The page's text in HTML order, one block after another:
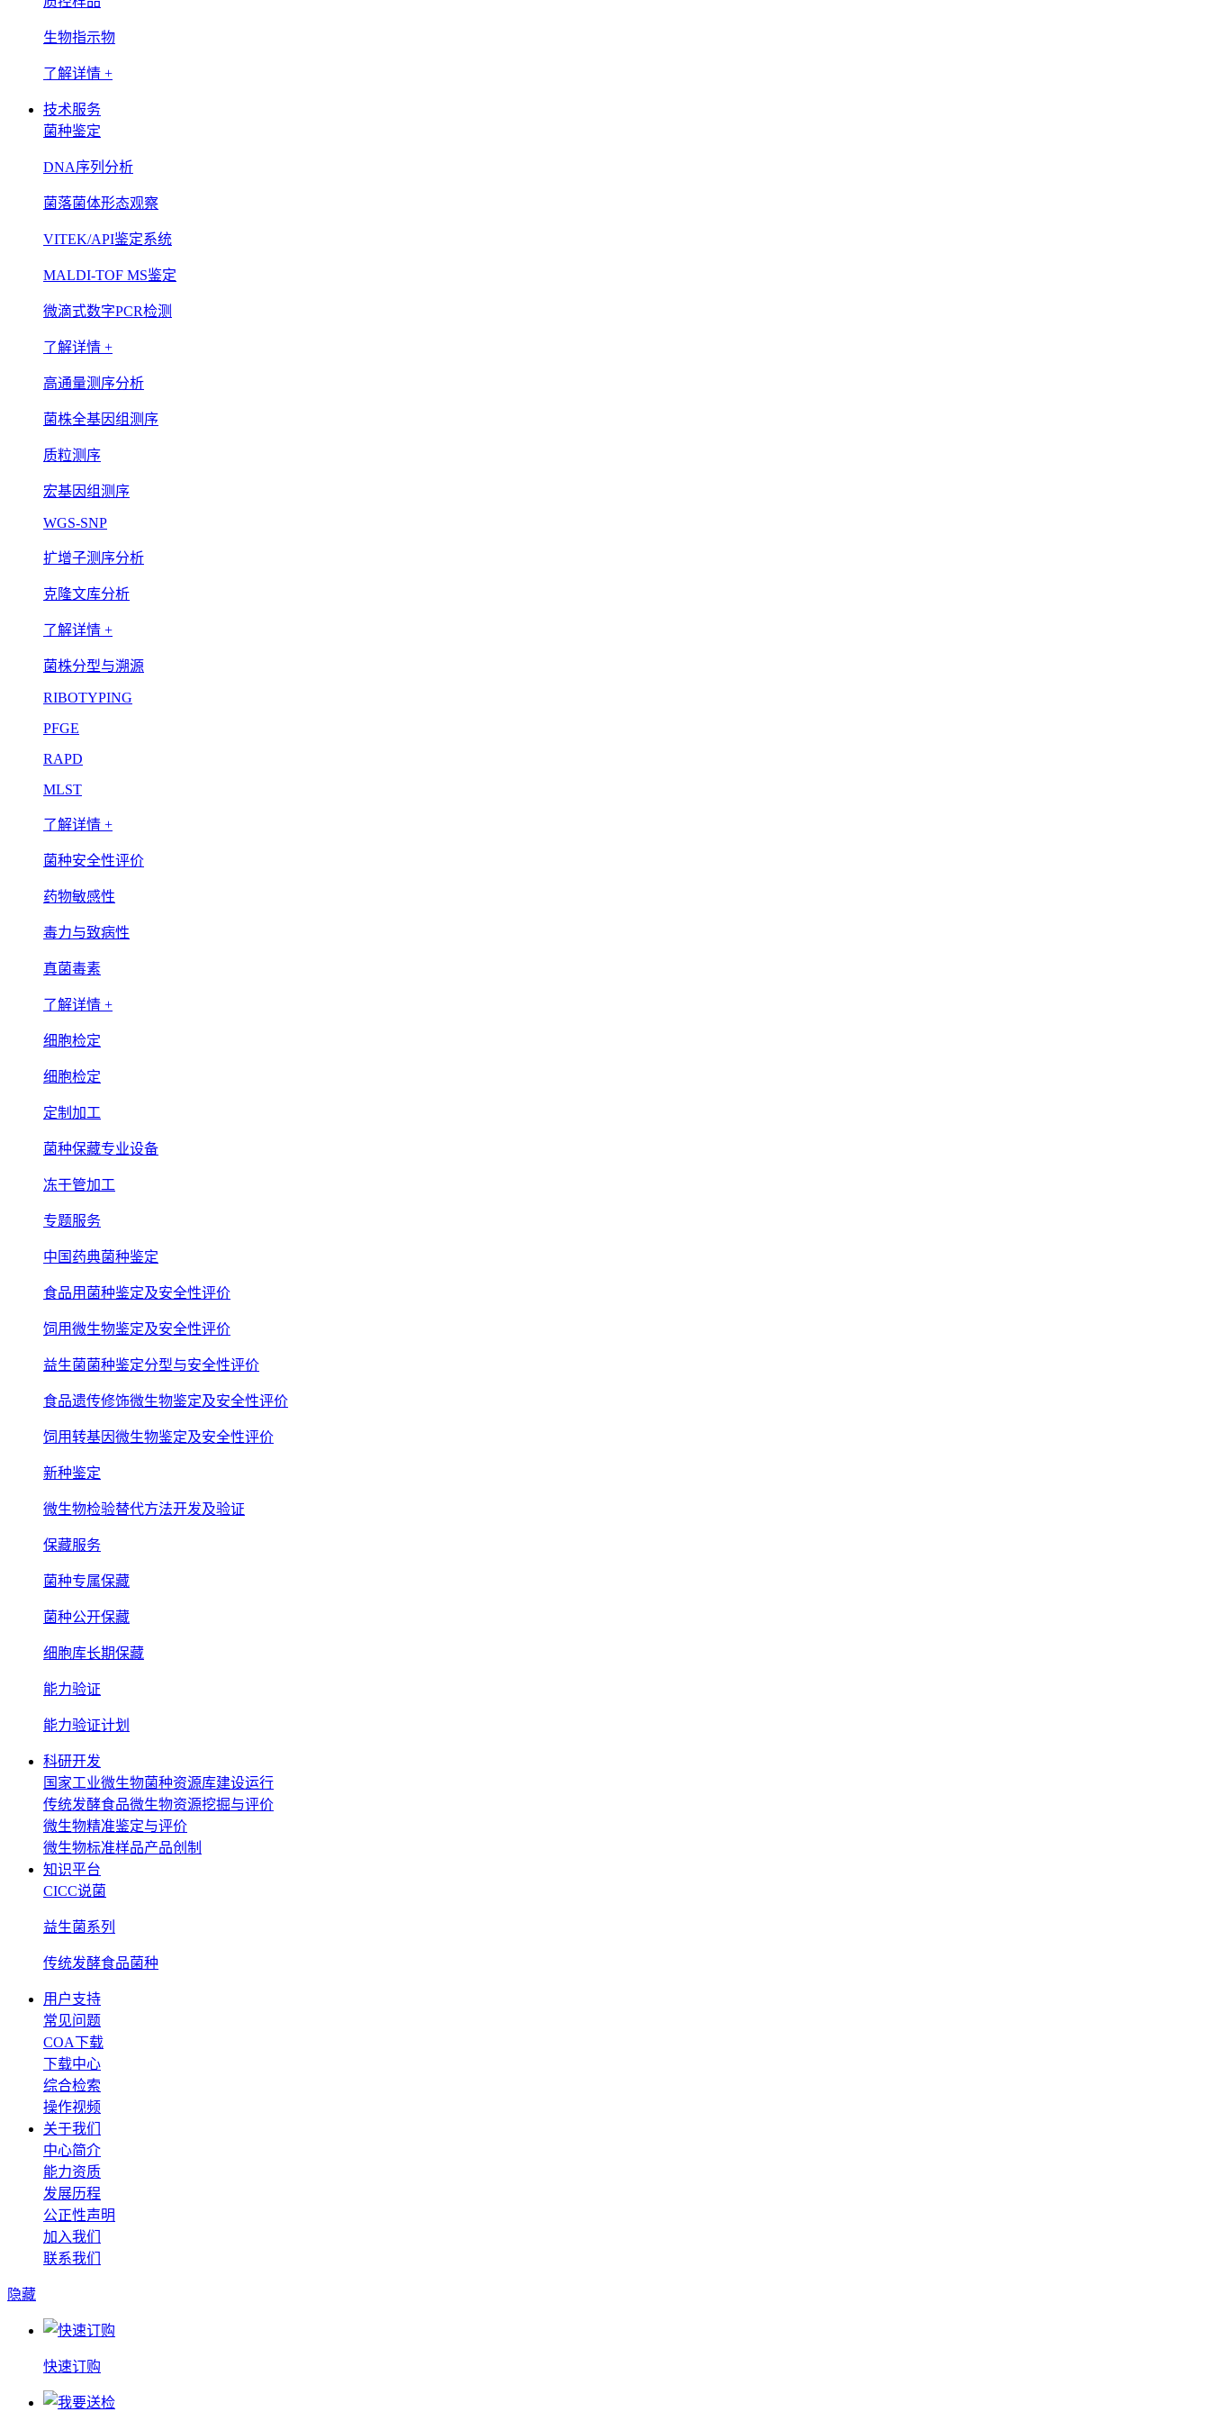
生物指示物
了解详情 +
技术服务
菌种鉴定
DNA序列分析
菌落菌体形态观察
VITEK/API鉴定系统
MALDI-TOF MS鉴定
微滴式数字PCR检测
了解详情 +
高通量测序分析
菌株全基因组测序
质粒测序
宏基因组测序
WGS-SNP
扩增子测序分析
克隆文库分析
了解详情 +
菌株分型与溯源
RIBOTYPING
PFGE
RAPD
MLST
了解详情 +
菌种安全性评价
药物敏感性
毒力与致病性
真菌毒素
了解详情 +
细胞检定
细胞检定
定制加工
菌种保藏专业设备
冻干管加工
专题服务
中国药典菌种鉴定
食品用菌种鉴定及安全性评价
饲用微生物鉴定及安全性评价
益生菌菌种鉴定分型与安全性评价
食品遗传修饰微生物鉴定及安全性评价
饲用转基因微生物鉴定及安全性评价
新种鉴定
微生物检验替代方法开发及验证
保藏服务
菌种专属保藏
菌种公开保藏
细胞库长期保藏
能力验证
能力验证计划
科研开发
国家工业微生物菌种资源库建设运行
传统发酵食品微生物资源挖掘与评价
微生物精准鉴定与评价
微生物标准样品产品创制
知识平台
CICC说菌
益生菌系列
传统发酵食品菌种
用户支持
常见问题
COA下载
下载中心
综合检索
操作视频
关于我们
中心简介
能力资质
发展历程
公正性声明
加入我们
联系我们
隐藏
快速订购